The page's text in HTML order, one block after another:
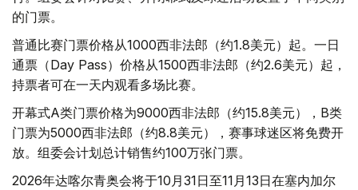
的门票。
普通比赛门票价格从1000西非法郎（约1.8美元）起。一日
通票（Day Pass）价格从1500西非法郎（约2.6美元）起，
持票者可在一天内观看多场比赛。
开幕式A类门票价格为9000西非法郎（约15.8美元），B类
门票为5000西非法郎（约8.8美元），赛事球迷区将免费开
放。组委会计划总计销售约100万张门票。
2026年达喀尔青奥会将于10月31日至11月13日在塞内加尔